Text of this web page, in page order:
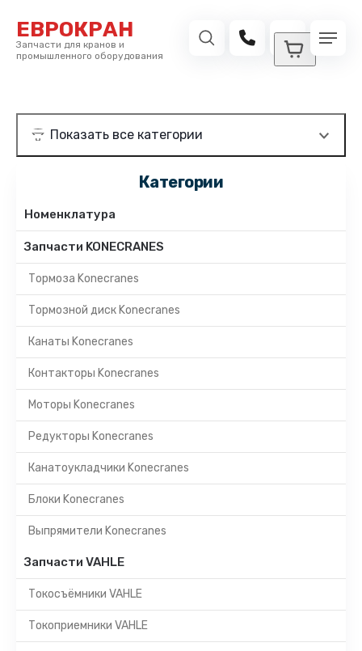
ЕВРОКРАН
Запчасти для кранов и
промышленного оборудования
Категории
Номенклатура
Запчасти KONECRANES
Тормоза Konecranes
Тормозной диск Konecranes
Канаты Konecranes
Контакторы Konecranes
Моторы Konecranes
Редукторы Konecranes
Канатоукладчики Konecranes
Блоки Konecranes
Выпрямители Konecranes
Запчасти VAHLE
Токосъёмники VAHLE
Токоприемники VAHLE